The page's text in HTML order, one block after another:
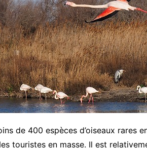
de 400 espèces d’oiseaux rares
touristes en masse. Il est